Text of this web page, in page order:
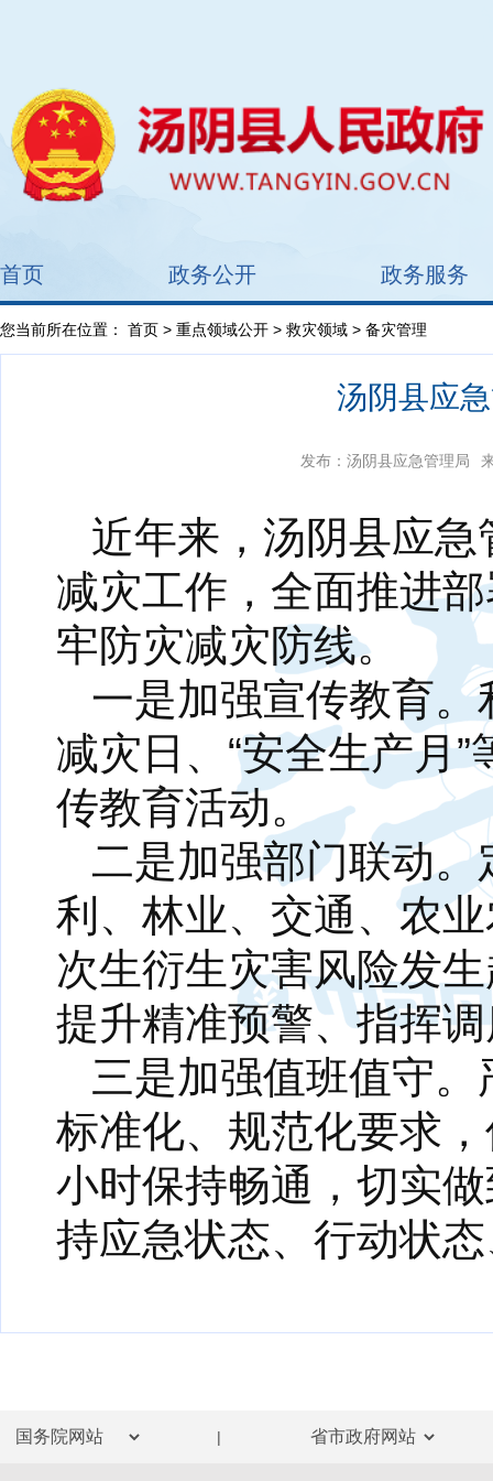
首页 政务公开 政务服务
您当前所在位置： 首页 > 重点领域公开 > 救灾领域 > 备灾管理
汤阴县应
发布：汤阴县应急管理局
近年来，汤阴县应
减灾工作，全面推进
牢防灾减灾防线。
一是加强宣传教育。
减灾日、“安全生产月
传教育活动。
二是加强部门联动
利、林业、交通、农
次生衍生灾害风险发
提升精准预警、指挥
三是加强值班值守
标准化、规范化要求
小时保持畅通，切实
持应急状态、行动状
|